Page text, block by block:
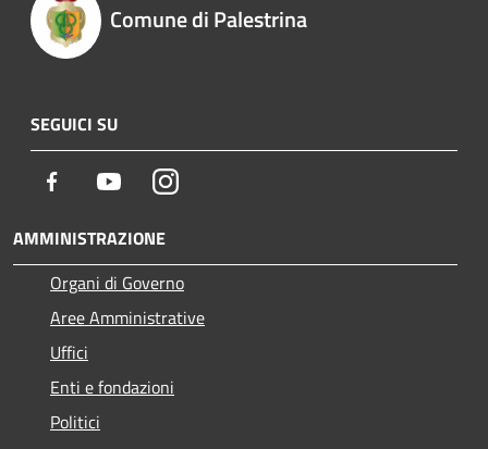
Comune di Palestrina
SEGUICI SU
Facebook YoutubeInstagram
AMMINISTRAZIONE
Organi di Governo
Aree Amministrative
Uffici
Enti e fondazioni
Politici